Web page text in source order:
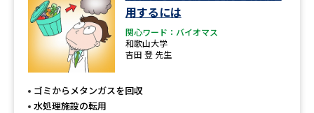
用するには
関心ワード：バイオマス
和歌山大学
吉田 登 先生
ゴミからメタンガスを回収
水処理施設の転用